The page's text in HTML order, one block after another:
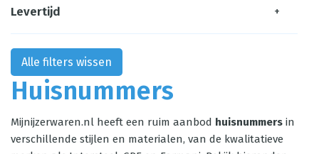
Huisnummers
Mijnijzerwaren.nl heeft een ruim aanbod huisnummers in
verschillende stijlen en materialen, van de kwalitatieve
Levertijd +
Alle filters wissen